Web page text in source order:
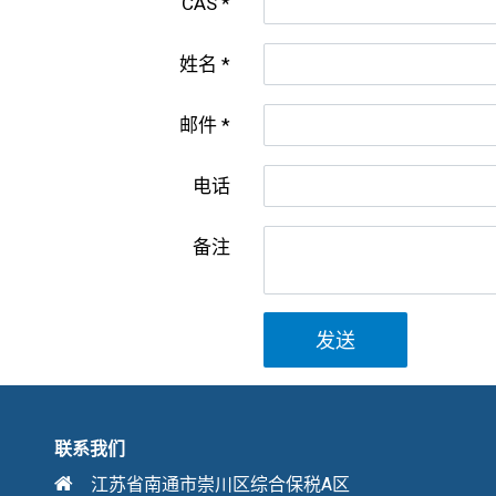
姓名
邮件
电话
备注
发送
联系我们
江苏省南通市崇川区综合保税A区